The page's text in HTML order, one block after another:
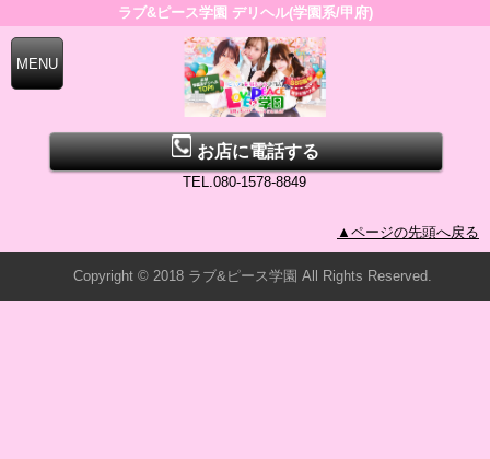
ラブ&ピース学園 デリヘル(学園系/甲府)
お店に電話する
TEL.080-1578-8849
▲ページの先頭へ戻る
Copyright © 2018 ラブ&ピース学園 All Rights Reserved.